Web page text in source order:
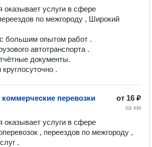
оказывает услуги в сфере
по межгороду , Широкий
с большим опытом работ .
автотранспорта .
документы.
.
от 16 ₽
за км
перевозки
оказывает услуги в сфере
, переездов по межгороду ,
.